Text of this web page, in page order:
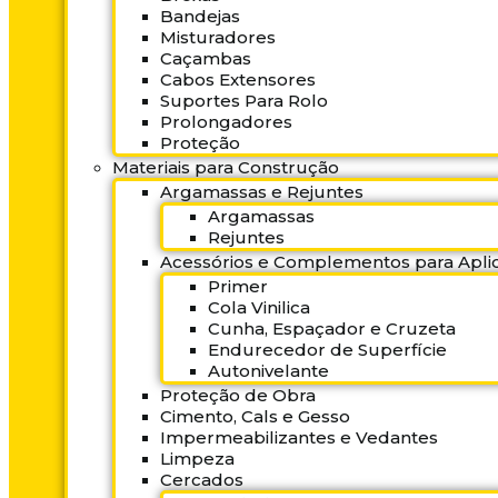
Bandejas
Misturadores
Caçambas
Cabos Extensores
Suportes Para Rolo
Prolongadores
Proteção
Materiais para Construção
Argamassas e Rejuntes
Argamassas
Rejuntes
Acessórios e Complementos para
Primer
Cola Vinilica
Cunha, Espaçador e Cruzeta
Endurecedor de Superfície
Autonivelante
Proteção de Obra
Cimento, Cals e Gesso
Impermeabilizantes e Vedantes
Limpeza
Cercados